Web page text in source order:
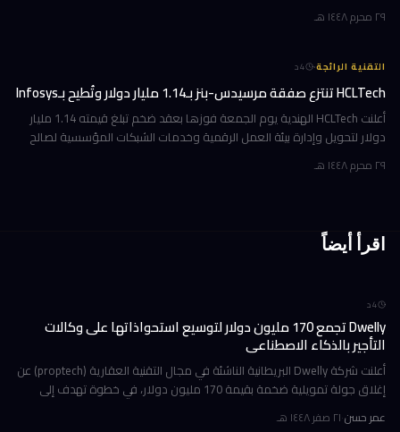
٢٩ محرم ١٤٤٨ هـ
التقنية الرائجة·
4د
HCLTech تنتزع صفقة مرسيدس-بنز بـ1.14 مليار دولار وتُطيح بـInfosys
أعلنت HCLTech الهندية يوم الجمعة فوزها بعقد ضخم تبلغ قيمته 1.14 مليار
دولار لتحويل وإدارة بيئة العمل الرقمية وخدمات الشبكات المؤسسية لصالح
٢٩ محرم ١٤٤٨ هـ
اقرأ أيضاً
4د
Dwelly تجمع 170 مليون دولار لتوسيع استحواذاتها على وكالات
التأجير بالذكاء الاصطناعي
أعلنت شركة Dwelly البريطانية الناشئة في مجال التقنية العقارية (proptech) عن
إغلاق جولة تمويلية ضخمة بقيمة 170 مليون دولار، في خطوة تهدف إلى
عمر حسن·٢١ صفر ١٤٤٨ هـ